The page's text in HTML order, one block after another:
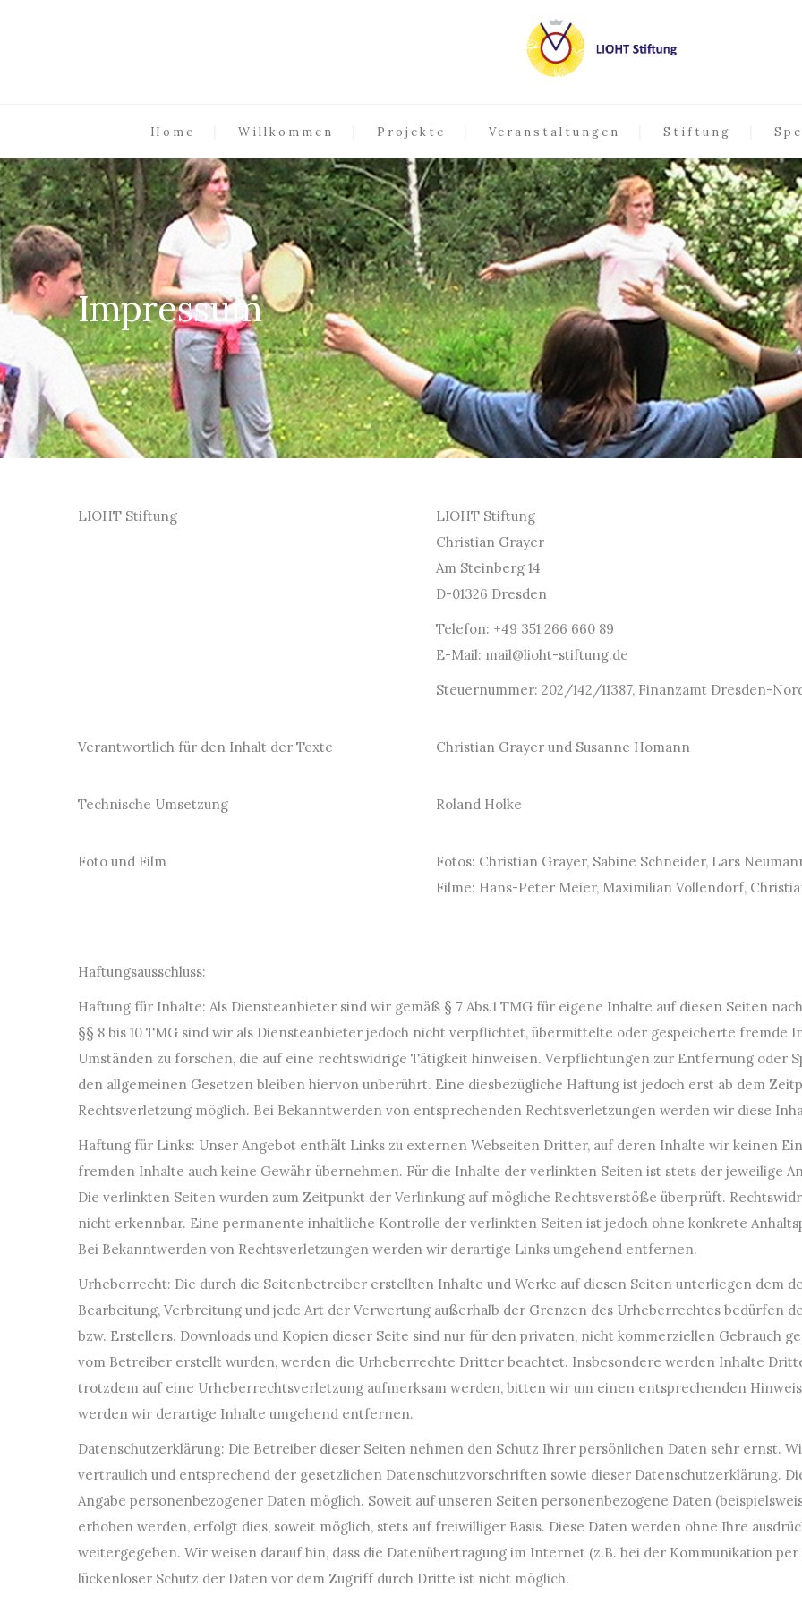
Home Willkommen Projekte Veranstaltungen Stiftung
Impressum
LIOHT Stiftung
LIOHT Stiftung
Christian Grayer
Am Steinberg 14
D-01326 Dresden
Telefon: +49 351 266 660 89
E-Mail: mail@lioht-stiftung.de
Steuernummer: 202/142/11387, Finanzamt Dresden-
Verantwortlich für den Inhalt der Texte Christian Grayer und Susanne Homann
Technische Umsetzung Roland Holke
Foto und Film
Fotos: Christian Grayer, Sabine Schneider, Lars
Filme: Hans-Peter Meier, Maximilian Vollendorf,
Haftungsausschluss:
Haftung für Inhalte: Als Diensteanbieter sind wir gemäß § 7 Abs.1 TMG für eigene Inhalte auf diesen Seiten
§§ 8 bis 10 TMG sind wir als Diensteanbieter jedoch nicht verpflichtet, übermittelte oder gespeicherte fremde
Umständen zu forschen, die auf eine rechtswidrige Tätigkeit hinweisen. Verpflichtungen zur Entfernung oder
den allgemeinen Gesetzen bleiben hiervon unberührt. Eine diesbezügliche Haftung ist jedoch erst ab dem
Rechtsverletzung möglich. Bei Bekanntwerden von entsprechenden Rechtsverletzungen werden wir diese
Haftung für Links: Unser Angebot enthält Links zu externen Webseiten Dritter, auf deren Inhalte wir keinen
fremden Inhalte auch keine Gewähr übernehmen. Für die Inhalte der verlinkten Seiten ist stets der jeweilige
Die verlinkten Seiten wurden zum Zeitpunkt der Verlinkung auf mögliche Rechtsverstöße überprüft.
nicht erkennbar. Eine permanente inhaltliche Kontrolle der verlinkten Seiten ist jedoch ohne konkrete
Bei Bekanntwerden von Rechtsverletzungen werden wir derartige Links umgehend entfernen.
Urheberrecht: Die durch die Seitenbetreiber erstellten Inhalte und Werke auf diesen Seiten unterliegen dem
Bearbeitung, Verbreitung und jede Art der Verwertung außerhalb der Grenzen des Urheberrechtes bedürfen
bzw. Erstellers. Downloads und Kopien dieser Seite sind nur für den privaten, nicht kommerziellen Gebrauch
vom Betreiber erstellt wurden, werden die Urheberrechte Dritter beachtet. Insbesondere werden Inhalte
trotzdem auf eine Urheberrechtsverletzung aufmerksam werden, bitten wir um einen entsprechenden
werden wir derartige Inhalte umgehend entfernen.
Datenschutzerklärung: Die Betreiber dieser Seiten nehmen den Schutz Ihrer persönlichen Daten sehr ernst.
vertraulich und entsprechend der gesetzlichen Datenschutzvorschriften sowie dieser Datenschutzerklärung.
Angabe personenbezogener Daten möglich. Soweit auf unseren Seiten personenbezogene Daten
erhoben werden, erfolgt dies, soweit möglich, stets auf freiwilliger Basis. Diese Daten werden ohne Ihre
weitergegeben. Wir weisen darauf hin, dass die Datenübertragung im Internet (z.B. bei der Kommunikation
lückenloser Schutz der Daten vor dem Zugriff durch Dritte ist nicht möglich.